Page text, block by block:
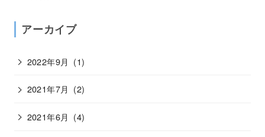
アーカイブ
2022年9月 (1)
2021年7月 (2)
2021年6月 (4)